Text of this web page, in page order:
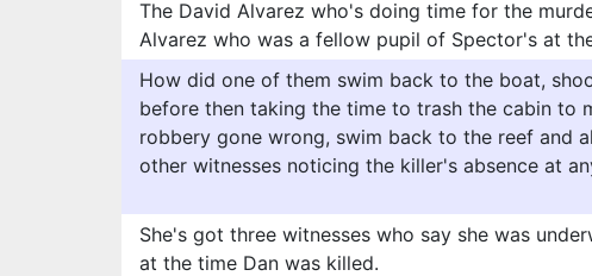
The David Alvarez who's doing time for the
Alvarez who was a fellow pupil of Spector's at
How did one of them swim back to the boat,
before then taking the time to trash the cabin to
robbery gone wrong, swim back to the reef and
other witnesses noticing the killer's absence at
She's got three witnesses who say she was
at the time Dan was killed.